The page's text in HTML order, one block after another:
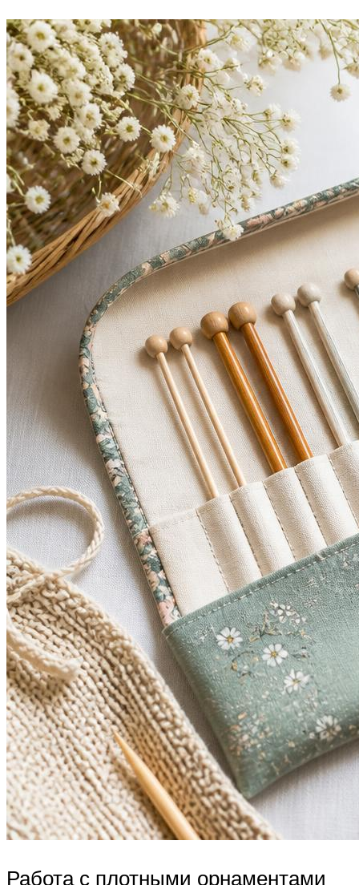
Работа с плотными орнаментами